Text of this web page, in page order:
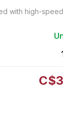
with high-
C$